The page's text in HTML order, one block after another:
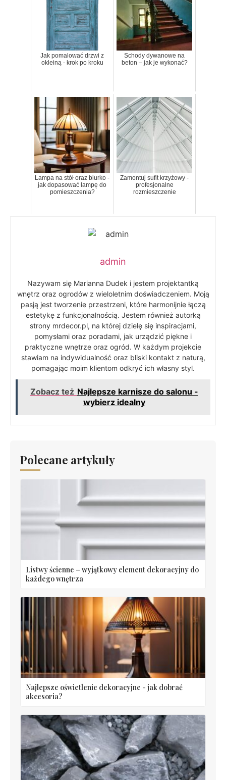
Jak pomalować drzwi z
okleiną - krok po kroku
Schody dywanowe na
beton – jak je wykonać?
Lampa na stół oraz biurko -
jak dopasować lampę do
pomieszczenia?
Zamontuj sufit krzyżowy -
profesjonalne
rozmieszczenie
admin
Nazywam się Marianna Dudek i jestem projektantką
wnętrz oraz ogrodów z wieloletnim doświadczeniem. Moją
pasją jest tworzenie przestrzeni, które harmonijnie łączą
estetykę z funkcjonalnością. Jestem również autorką
strony mrdecor.pl, na której dzielę się inspiracjami,
pomysłami oraz poradami, jak urządzić piękne i
praktyczne wnętrze oraz ogród. W każdym projekcie
stawiam na indywidualność oraz bliski kontakt z naturą,
pomagając moim klientom odkryć ich własny styl.
Zobacz też Najlepsze karnisze do salonu -
wybierz idealny
Polecane artykuły
Listwy ścienne – wyjątkowy element dekoracyjny do
każdego wnętrza
Najlepsze oświetlenie dekoracyjne - jak dobrać
akcesoria?